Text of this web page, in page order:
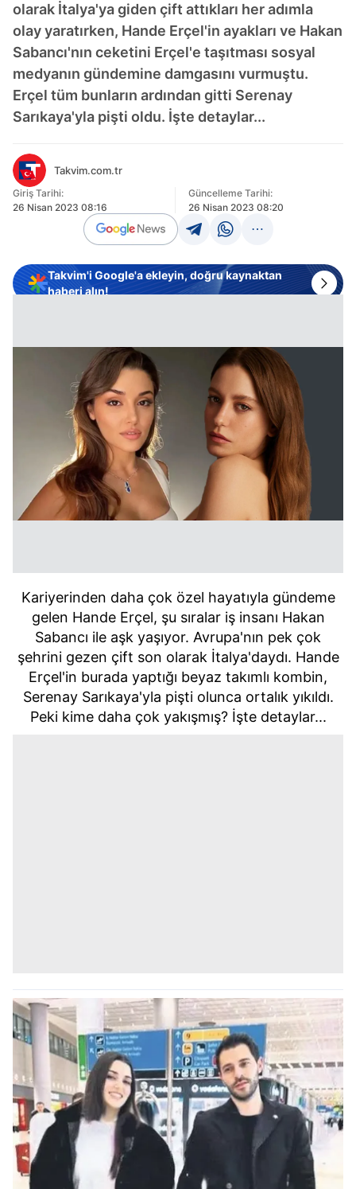
olarak İtalya'ya giden çift attıkları her adımla
olay yaratırken, Hande Erçel'in ayakları ve Hakan
Sabancı'nın ceketini Erçel'e taşıtması sosyal
medyanın gündemine damgasını vurmuştu.
Erçel tüm bunların ardından gitti Serenay
Sarıkaya'yla pişti oldu. İşte detaylar...
Takvim.com.tr
Giriş Tarihi:
26 Nisan 2023 08:16
Güncelleme Tarihi:
26 Nisan 2023 08:20
Takvim'i Google'a ekleyin, doğru kaynaktan
haberi alın!
Kariyerinden daha çok özel hayatıyla gündeme
gelen Hande Erçel, şu sıralar iş insanı Hakan
Sabancı ile aşk yaşıyor. Avrupa'nın pek çok
şehrini gezen çift son olarak İtalya'daydı. Hande
Erçel'in burada yaptığı beyaz takımlı kombin,
Serenay Sarıkaya'yla pişti olunca ortalık yıkıldı.
Peki kime daha çok yakışmış? İşte detaylar...